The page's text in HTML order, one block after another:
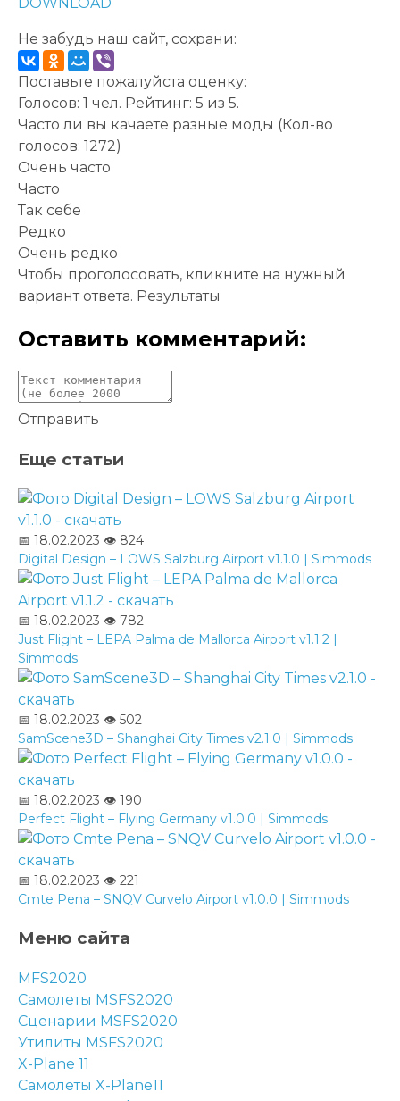
Не забудь наш сайт, сохрани:
Поставьте пожалуйста оценку:
Голосов: 1 чел. Рейтинг: 5 из 5.
Часто ли вы качаете разные моды (Кол-во
голосов: 1272)
Очень часто
Часто
Так себе
Редко
Очень редко
Чтобы проголосовать, кликните на нужный
вариант ответа. Результаты
Оставить комментарий:
Отправить
Еще статьи
📅 18.02.2023 👁️ 824
Digital Design – LOWS Salzburg Airport v1.1.0 | Simmods
📅 18.02.2023 👁️ 782
Just Flight – LEPA Palma de Mallorca Airport v1.1.2 |
Simmods
📅 18.02.2023 👁️ 502
SamScene3D – Shanghai City Times v2.1.0 | Simmods
📅 18.02.2023 👁️ 190
Perfect Flight – Flying Germany v1.0.0 | Simmods
📅 18.02.2023 👁️ 221
Cmte Pena – SNQV Curvelo Airport v1.0.0 | Simmods
Меню сайта
MFS2020
Самолеты MSFS2020
Сценарии MSFS2020
Утилиты MSFS2020
X-Plane 11
Самолеты X-Plane11